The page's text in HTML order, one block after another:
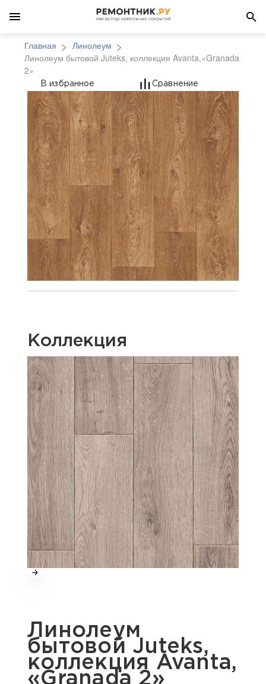
Главная
Линолеум
Линолеум бытовой Juteks, коллекция Avanta,«Granada
2»
Линолеум бытовой
В избранное Сравнение
Коллекция
Линолеум
бытовой Juteks,
коллекция Avanta,
«Granada 2»